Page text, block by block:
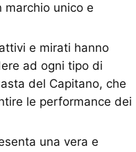
marchio unico e
e mirati hanno
ad ogni tipo di
del Capitano, che
le performance dei
una vera e